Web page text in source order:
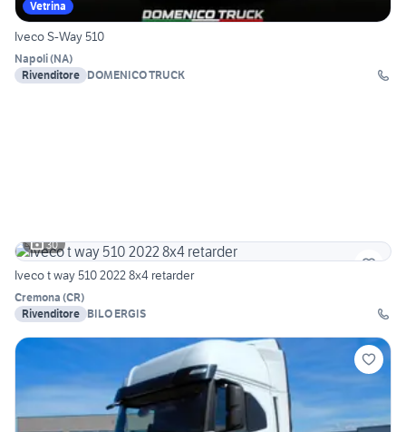
Vetrina
Iveco S-Way 510
Napoli(NA)
Rivenditore DOMENICO TRUCK
30
Iveco t way 510 2022 8x4 retarder
Cremona (CR)
Rivenditore BILO ERGIS